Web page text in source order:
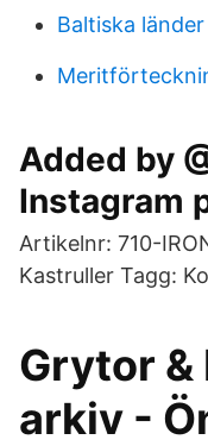
Baltiska länder
Added by
Instagram
Artikelnr: 710-
Kastruller Tagg:
Grytor
arkiv -